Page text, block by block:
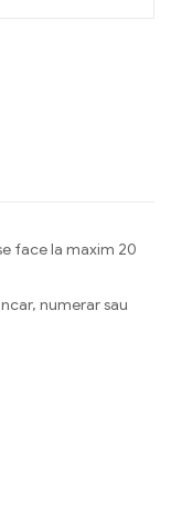
face la maxim 20
numerar sau